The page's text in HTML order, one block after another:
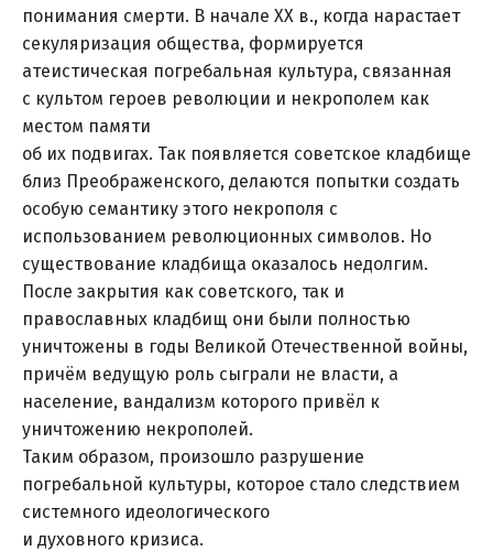
понимания смерти. В начале XX в., когда нарастает
секуляризация общества, формируется
атеистическая погребальная культура, связанная
с культом героев революции и некрополем как
местом памяти
об их подвигах. Так появляется советское кладбище
близ Преображенского, делаются попытки создать
особую семантику этого некрополя с
использованием революционных символов. Но
существование кладбища оказалось недолгим.
После закрытия как советского, так и
православных кладбищ они были полностью
уничтожены в годы Великой Отечественной войны,
причём ведущую роль сыграли не власти, а
население, вандализм которого привёл к
уничтожению некрополей.
Таким образом, произошло разрушение
погребальной культуры, которое стало следствием
системного идеологического
и духовного кризиса.